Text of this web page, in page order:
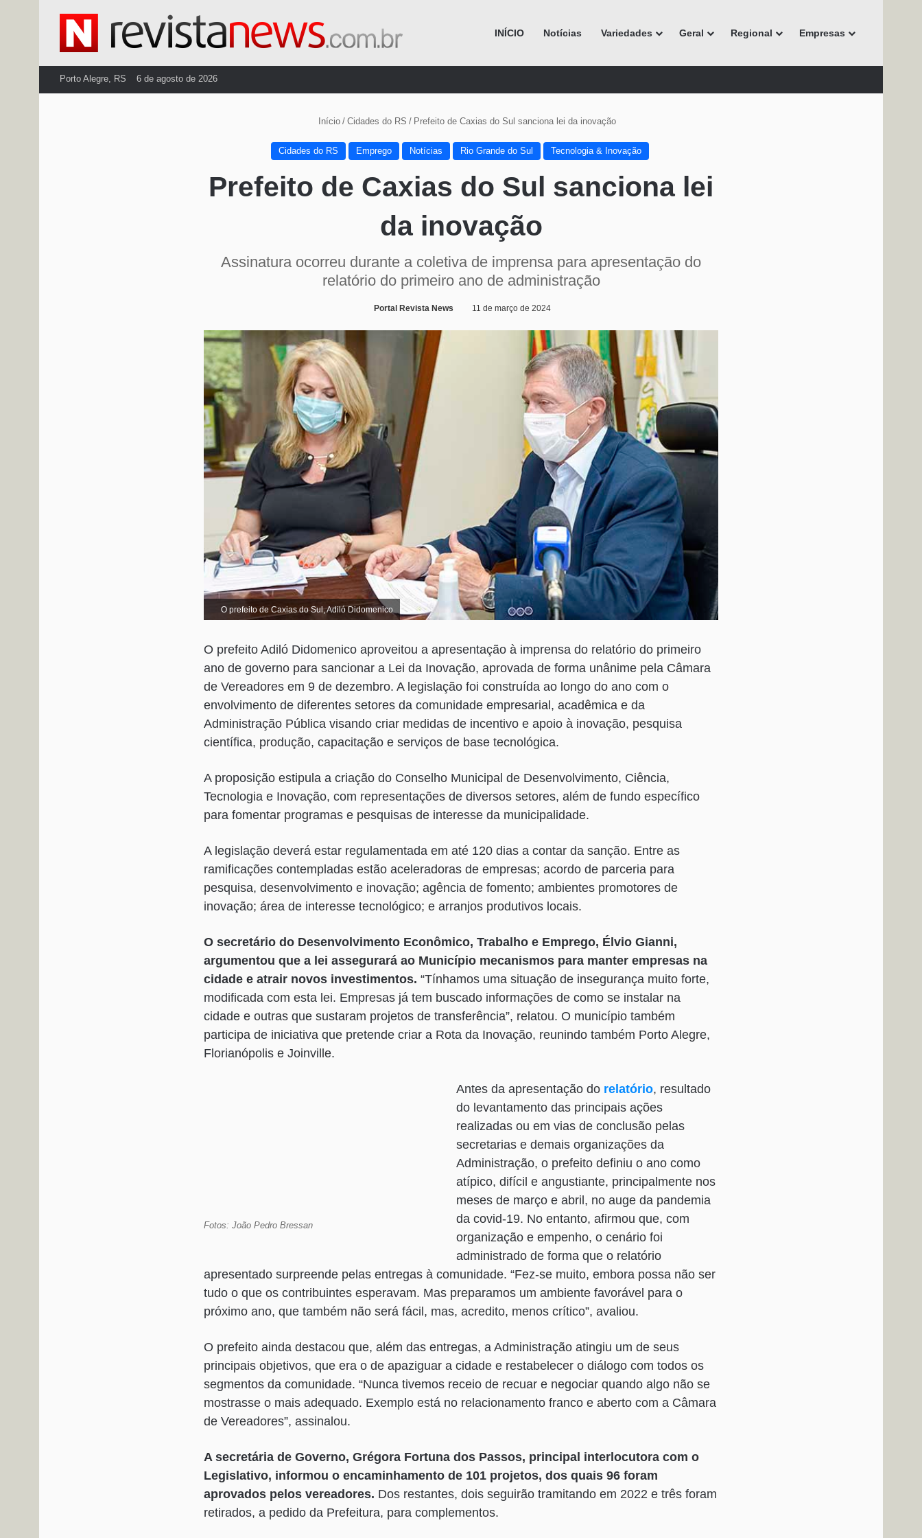
INÍCIO Notícias Variedades Geral Regional Empresas
Porto Alegre, RS 6 de agosto de 2026
Início / Cidades do RS / Prefeito de Caxias do Sul sanciona lei da inovação
Cidades do RS Emprego Notícias Rio Grande do Sul Tecnologia & Inovação
Prefeito de Caxias do Sul sanciona lei
da inovação
Assinatura ocorreu durante a coletiva de imprensa para apresentação do
relatório do primeiro ano de administração
Portal Revista News 11 de março de 2024
O prefeito de Caxias do Sul, Adiló Didomenico
O prefeito Adiló Didomenico aproveitou a apresentação à imprensa do relatório do primeiro
ano de governo para sancionar a Lei da Inovação, aprovada de forma unânime pela Câmara
de Vereadores em 9 de dezembro. A legislação foi construída ao longo do ano com o
envolvimento de diferentes setores da comunidade empresarial, acadêmica e da
Administração Pública visando criar medidas de incentivo e apoio à inovação, pesquisa
científica, produção, capacitação e serviços de base tecnológica.
A proposição estipula a criação do Conselho Municipal de Desenvolvimento, Ciência,
Tecnologia e Inovação, com representações de diversos setores, além de fundo específico
para fomentar programas e pesquisas de interesse da municipalidade.
A legislação deverá estar regulamentada em até 120 dias a contar da sanção. Entre as
ramificações contempladas estão aceleradoras de empresas; acordo de parceria para
pesquisa, desenvolvimento e inovação; agência de fomento; ambientes promotores de
inovação; área de interesse tecnológico; e arranjos produtivos locais.
O secretário do Desenvolvimento Econômico, Trabalho e Emprego, Élvio Gianni,
argumentou que a lei assegurará ao Município mecanismos para manter empresas na
cidade e atrair novos investimentos. “Tínhamos uma situação de insegurança muito forte,
modificada com esta lei. Empresas já tem buscado informações de como se instalar na
cidade e outras que sustaram projetos de transferência”, relatou. O município também
participa de iniciativa que pretende criar a Rota da Inovação, reunindo também Porto Alegre,
Florianópolis e Joinville.
Fotos: João Pedro Bressan
Antes da apresentação do relatório, resultado
do levantamento das principais ações
realizadas ou em vias de conclusão pelas
secretarias e demais organizações da
Administração, o prefeito definiu o ano como
atípico, difícil e angustiante, principalmente nos
meses de março e abril, no auge da pandemia
da covid-19. No entanto, afirmou que, com
organização e empenho, o cenário foi
administrado de forma que o relatório
apresentado surpreende pelas entregas à comunidade. “Fez-se muito, embora possa não ser
tudo o que os contribuintes esperavam. Mas preparamos um ambiente favorável para o
próximo ano, que também não será fácil, mas, acredito, menos crítico”, avaliou.
O prefeito ainda destacou que, além das entregas, a Administração atingiu um de seus
principais objetivos, que era o de apaziguar a cidade e restabelecer o diálogo com todos os
segmentos da comunidade. “Nunca tivemos receio de recuar e negociar quando algo não se
mostrasse o mais adequado. Exemplo está no relacionamento franco e aberto com a Câmara
de Vereadores”, assinalou.
A secretária de Governo, Grégora Fortuna dos Passos, principal interlocutora com o
Legislativo, informou o encaminhamento de 101 projetos, dos quais 96 foram
aprovados pelos vereadores. Dos restantes, dois seguirão tramitando em 2022 e três foram
retirados, a pedido da Prefeitura, para complementos.